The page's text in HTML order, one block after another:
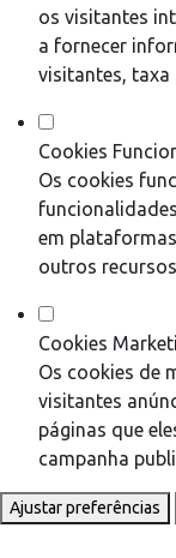
os visitantes
a fornecer
visitantes, taxa
Cookies
Os cookies
em
outros
Cookies
Os cookies de
visitantes
páginas que
campanha
Ajustar preferências